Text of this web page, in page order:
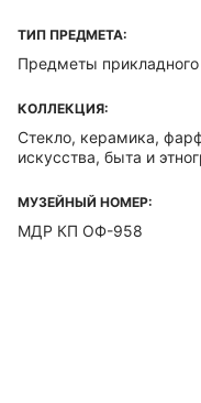
ТИП ПРЕДМЕТА:
Предметы прикладного
КОЛЛЕКЦИЯ:
Стекло, керамика,
искусства, быта и
МУЗЕЙНЫЙ НОМЕР:
МДР КП ОФ-958